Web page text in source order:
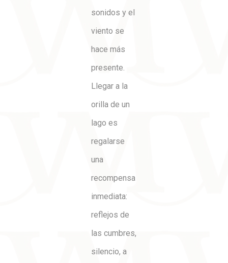
sonidos y el
viento se
hace más
presente.
Llegar a la
orilla de un
lago es
regalarse
una
recompensa
inmediata:
reflejos de
las cumbres,
silencio, a